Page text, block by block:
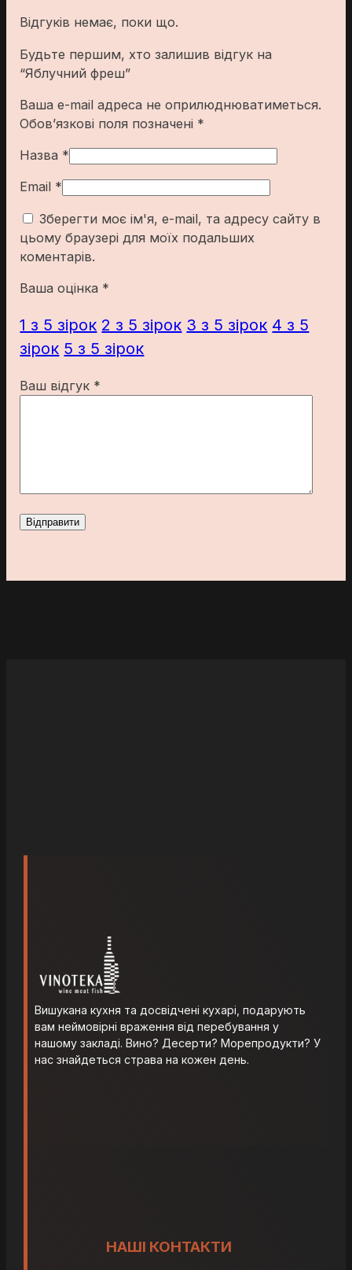
Відгуків немає, поки що.
Будьте першим, хто залишив відгук на
“Яблучний фреш”
Ваша e-mail адреса не оприлюднюватиметься.
Обов’язкові поля позначені *
Назва *
Email *
Зберегти моє ім'я, e-mail, та адресу сайту в
цьому браузері для моїх подальших
коментарів.
Ваша оцінка *
1 з 5 зірок 2 з 5 зірок 3 з 5 зірок 4 з 5
зірок 5 з 5 зірок
Ваш відгук *
Вишукана кухня та досвідчені кухарі, подарують
вам неймовірні враження від перебування у
нашому закладі. Вино? Десерти? Морепродукти? У
нас знайдеться страва на кожен день.
НАШІ КОНТАКТИ